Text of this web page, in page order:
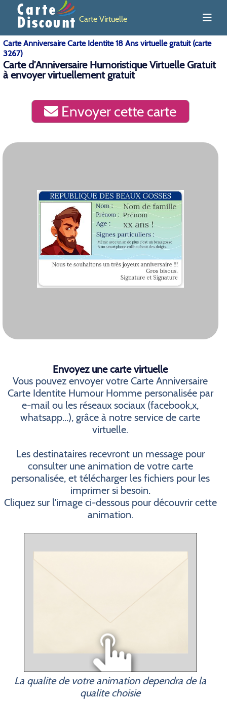
Carte Virtuelle
Carte Anniversaire Carte Identite 18 Ans virtuelle gratuit (carte
3267)
Carte d’Anniversaire Humoristique Virtuelle Gratuit
à envoyer virtuellement gratuit
Envoyer cette carte
Envoyez une carte virtuelle
Vous pouvez envoyer votre Carte Anniversaire
Carte Identite Humour Homme personalisée par
e-mail ou les réseaux sociaux (facebook,x,
whatsapp...), grâce à notre service de carte
virtuelle.
Les destinataires recevront un message pour
consulter une animation de votre carte
personalisée, et télécharger les fichiers pour les
imprimer si besoin.
Cliquez sur l'image ci-dessous pour découvrir cette
animation.
La qualite de votre animation dependra de la
qualite choisie